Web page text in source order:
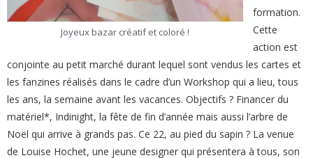
Joyeux bazar créatif et coloré !
formation.
Cette
action est
conjointe au petit marché durant lequel sont vendus les cartes et
les fanzines réalisés dans le cadre d’un Workshop qui a lieu, tous
les ans, la semaine avant les vacances. Objectifs ? Financer du
matériel*, Indinight, la fête de fin d’année mais aussi l’arbre de
Noël qui arrive à grands pas. Ce 22, au pied du sapin ? La venue
de Louise Hochet, une jeune designer qui présentera à tous, son